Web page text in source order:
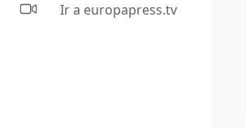
Ir a europapress.tv